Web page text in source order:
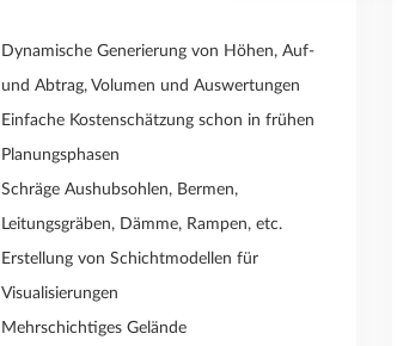
Dynamische Generierung von Höhen, Auf-
und Abtrag, Volumen und Auswertungen
Einfache Kostenschätzung schon in frühen
Planungsphasen
Schräge Aushubsohlen, Bermen,
Leitungsgräben, Dämme, Rampen, etc.
Erstellung von Schichtmodellen für
Visualisierungen
Mehrschichtiges Gelände